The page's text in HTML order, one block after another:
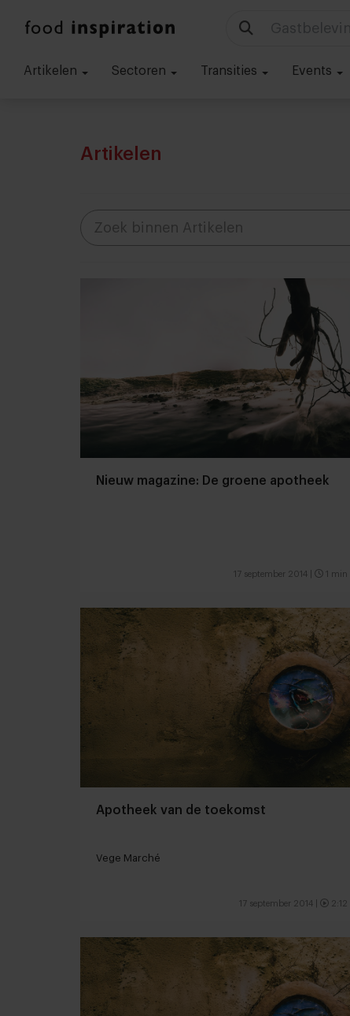
Artikelen Sectoren Transities Events
Artikelen
Nieuw magazine: De groene apotheek
17 september 2014 1 min
Apotheek van de toekomst
Vege Marché
17 september 2014 2:12